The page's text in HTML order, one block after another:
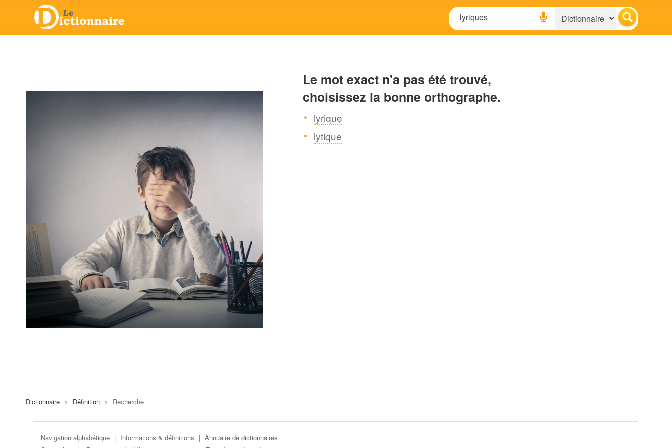
Le mot exact n'a pas été trouvé,
choisissez la bonne orthographe.
lyrique
lytique
Dictionnaire > Définition > Recherche
Navigation alphabétique | Informations & définitions | Annuaire de dictionnaires